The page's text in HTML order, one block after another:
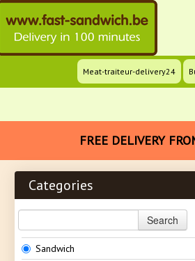
BUSINESSES
MEDIA
LOGIN
CONTACT
Meat-traiteur-delivery24
FREE DELIVERY
Categories
Search
Sandwich